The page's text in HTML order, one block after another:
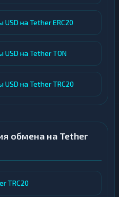
на Tether ERC20
на Tether TON
на Tether TRC20
обмена на Tether
TRC20